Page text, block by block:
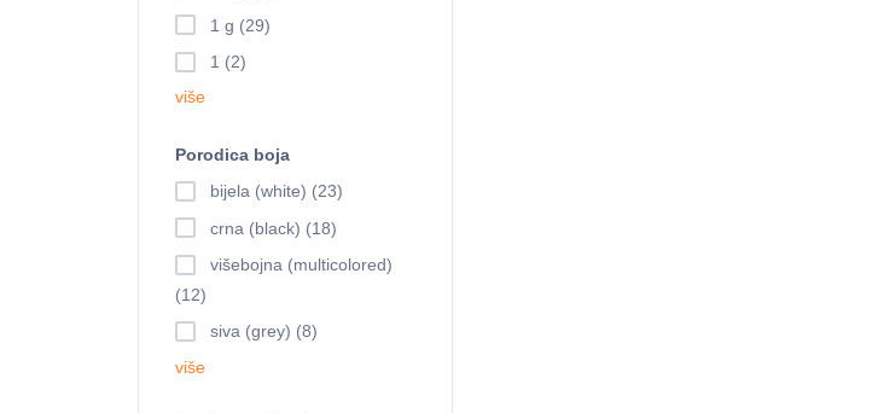
1 g (29)
1 (2)
više
Porodica boja
bijela (white) (23)
crna (black) (18)
višebojna (multicolored)
(12)
siva (grey) (8)
više